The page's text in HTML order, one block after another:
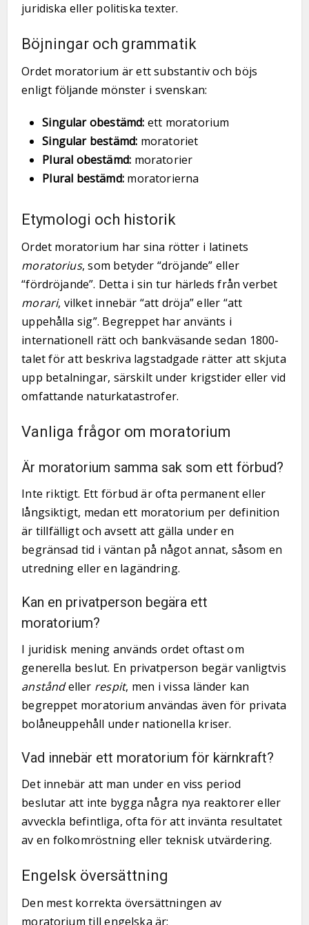
juridiska eller politiska texter.
Böjningar och grammatik
Ordet moratorium är ett substantiv och böjs
enligt följande mönster i svenskan:
Singular obestämd: ett moratorium
Singular bestämd: moratoriet
Plural obestämd: moratorier
Plural bestämd:moratorierna
Etymologi och historik
Ordet moratorium har sina rötter i latinets
moratorius, som betyder “dröjande” eller
“fördröjande”. Detta i sin tur härleds från verbet
morari, vilket innebär “att dröja” eller “att
uppehålla sig”. Begreppet har använts i
internationell rätt och bankväsande sedan 1800-
talet för att beskriva lagstadgade rätter att skjuta
upp betalningar, särskilt under krigstider eller vid
omfattande naturkatastrofer.
Vanliga frågor om moratorium
Är moratorium samma sak som ett förbud?
Inte riktigt. Ett förbud är ofta permanent eller
långsiktigt, medan ett moratorium per definition
är tillfälligt och avsett att gälla under en
begränsad tid i väntan på något annat, såsom en
utredning eller en lagändring.
Kan en privatperson begära ett
moratorium?
I juridisk mening används ordet oftast om
generella beslut. En privatperson begär vanligtvis
anståndeller respit, men i vissa länder kan
begreppet moratorium användas även för privata
bolåneuppehåll under nationella kriser.
Vad innebär ett moratorium för kärnkraft?
Det innebär att man under en viss period
beslutar att inte bygga några nya reaktorer eller
avveckla befintliga, ofta för att invänta resultatet
av en folkomröstning eller teknisk utvärdering.
Engelsk översättning
Den mest korrekta översättningen av
moratorium till engelska är: